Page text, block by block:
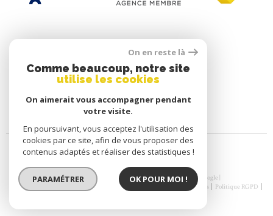
© 2026 | Tous droits réservés | Traduction powered by Google |
Nos Honoraires
Plan Du Site Mentions Légales Nos Liens
Politique RGPD
On en reste là
Comme beaucoup, notre site
utilise les cookies
On aimerait vous accompagner pendant
votre visite.
En poursuivant, vous acceptez l'utilisation des
cookies par ce site, afin de vous proposer des
contenus adaptés et réaliser des statistiques !
PARAMÉTRER OK POUR MOI !